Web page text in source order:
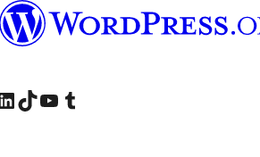
bezoeken
Instagram account
ons LinkedIn account
Bezoek ons TikTok account
Bezoek ons YouTube kanaalBezoek ons Tumblr account